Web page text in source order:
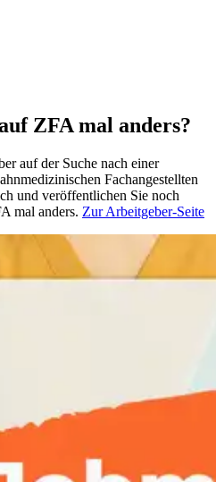
ZFA mal anders?
auf der Suche nach einer
Fachangestellten
und veröffentlichen Sie noch
mal anders. Zur Arbeitgeber-Seite